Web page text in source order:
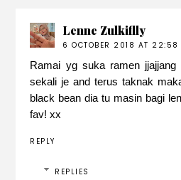
Lenne Zulkiflly
6 OCTOBER 2018 AT 22:58
Ramai yg suka ramen
sekali je and terus taknak
black bean dia tu masin bagi
fav! xx
REPLY
REPLIES